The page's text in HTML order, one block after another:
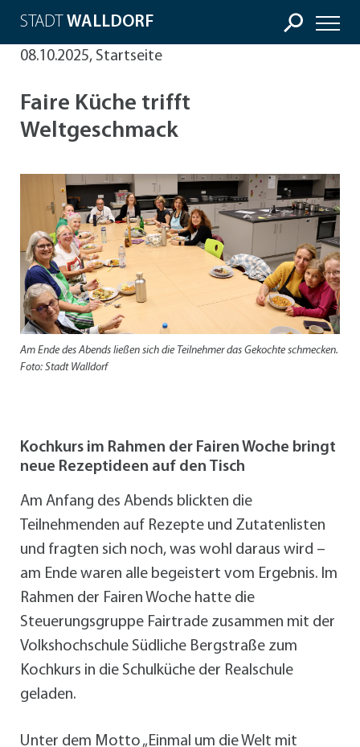
STADT WALLDORF
08.10.2025, Startseite
Faire Küche trifft
Weltgeschmack
Am Ende des Abends ließen sich die Teilnehmer das Gekochte schmecken.
Foto: Stadt Walldorf
Kochkurs im Rahmen der Fairen Woche bringt
neue Rezeptideen auf den Tisch
Am Anfang des Abends blickten die
Teilnehmenden auf Rezepte und Zutatenlisten
und fragten sich noch, was wohl daraus wird –
am Ende waren alle begeistert vom Ergebnis. Im
Rahmen der Fairen Woche hatte die
Steuerungsgruppe Fairtrade zusammen mit der
Volkshochschule Südliche Bergstraße zum
Kochkurs in die Schulküche der Realschule
geladen.
Unter dem Motto „Einmal um die Welt mit